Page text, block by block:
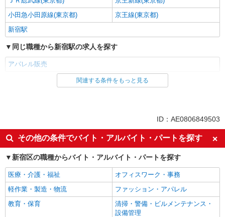
小田急小田原線(東京都)
京王線(東京都)
新宿駅
同じ職種から新宿駅の求人を探す
アパレル販売
同じ雇用形態から新宿駅の求人を探す
高収入・高額
週払い
交通費支給
ファッション・アパレル
アパレル販売
関連する条件をもっと見る
ID：AE0806849503
その他の条件でバイト・アルバイト・パートを探す
新宿区の職種からバイト・アルバイト・パートを探す
医療・介護・福祉
オフィスワーク・事務
軽作業・製造・物流
ファッション・アパレル
教育・保育
清掃・警備・ビルメンテナンス・
設備管理